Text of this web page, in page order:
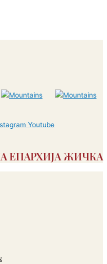
Youtube
ЕПАРХИЈА ЖИЧКА